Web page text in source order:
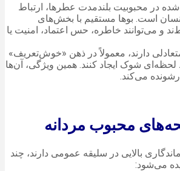
در محبوبیت بلندمدت عطرها، ارتباط
انسان است. بوها مستقیم با بخش‌های
و می‌توانند خاطره، حس اعتماد، امنیت یا
دارند، معمولاً در ذهن «خوش‌تعریف»
لحظه‌ای شوک ایجاد کنند. همین ویژگی، آن‌ها
می‌کند.
محبوب مردانه
بالایی در سلیقه عمومی دارند، چند
می‌شود: